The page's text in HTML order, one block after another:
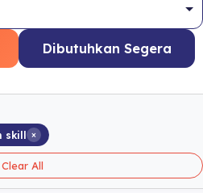
Dibutuhkan Segera
skill ×
Clear All